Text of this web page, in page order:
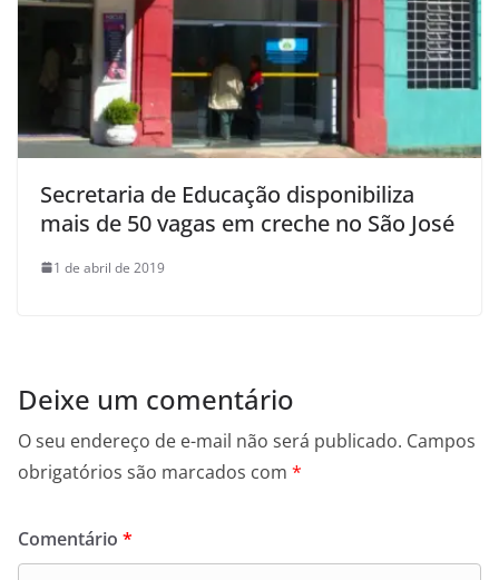
Secretaria de Educação disponibiliza
mais de 50 vagas em creche no São José
1 de abril de 2019
Deixe um comentário
O seu endereço de e-mail não será publicado. Campos
obrigatórios são marcados com *
Comentário *